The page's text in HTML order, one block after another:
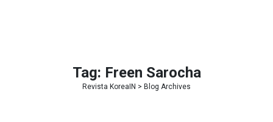
Tag: Freen Sarocha
Revista KoreaIN > Blog Archives